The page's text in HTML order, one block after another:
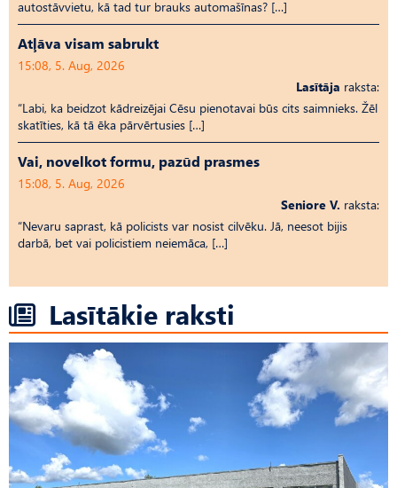
autostāvvietu, kā tad tur brauks automašīnas? […]
Atļāva visam sabrukt
15:08, 5. Aug, 2026
Lasītāja raksta:
“Labi, ka beidzot kādreizējai Cēsu pienotavai būs cits saimnieks. Žēl
skatīties, kā tā ēka pārvērtusies […]
Vai, novelkot formu, pazūd prasmes
15:08, 5. Aug, 2026
Seniore V. raksta:
“Nevaru saprast, kā policists var nosist cilvēku. Jā, neesot bijis
darbā, bet vai policistiem neiemāca, […]
Lasītākie raksti